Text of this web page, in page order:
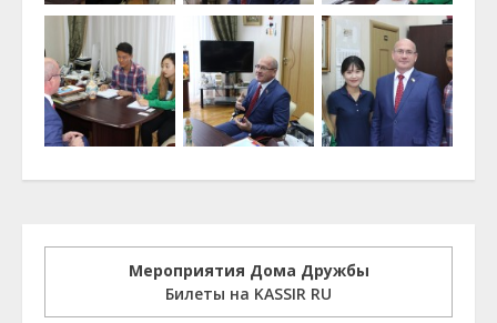
Мероприятия Дома Дружбы
Билеты на KASSIR RU